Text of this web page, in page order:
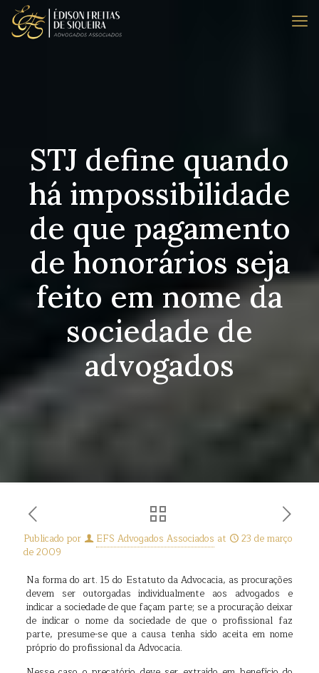
STJ define quando
há impossibilidade
de que pagamento
de honorários seja
feito em nome da
sociedade de
advogados
Publicado por EFS Advogados Associados at
23 de março
de 2009
Na forma do art. 15 do Estatuto da Advocacia, as procurações
devem ser outorgadas individualmente aos advogados e
indicar a sociedade de que façam parte; se a procuração deixar
de indicar o nome da sociedade de que o profissional faz
parte, presume-se que a causa tenha sido aceita em nome
próprio do profissional da Advocacia.